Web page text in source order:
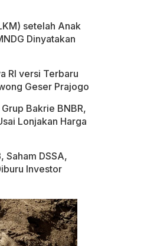
setelah Anak
Dinyatakan
RI versi Terbaru
Geser Prajogo
Bakrie BNBR,
Lonjakan Harga
Saham DSSA,
Investor